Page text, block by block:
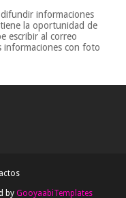
informaciones
la oportunidad de
escribir al correo
informaciones con foto
by GooyaabiTemplates